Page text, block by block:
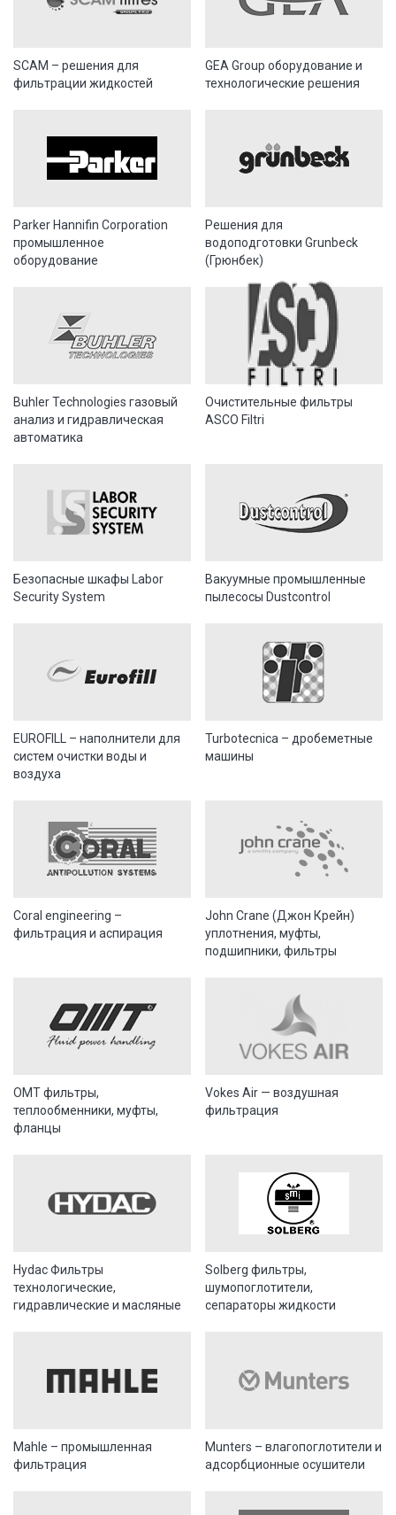
SCAM – решения для
фильтрации жидкостей
GEA Group оборудование и
технологические решения
Parker Hannifin Corporation
промышленное
оборудование
Решения для
водоподготовки Grunbeck
(Грюнбек)
Buhler Technologies газовый
анализ и гидравлическая
автоматика
Очистительные фильтры
ASCO Filtri
Безопасные шкафы Labor
Security System
Вакуумные промышленные
пылесосы Dustcontrol
EUROFILL – наполнители для
систем очистки воды и
воздуха
Turbotecnica – дробеметные
машины
Coral engineering –
фильтрация и аспирация
John Crane (Джон Крейн)
уплотнения, муфты,
подшипники, фильтры
OMT фильтры,
теплообменники, муфты,
фланцы
Vokes Air — воздушная
фильтрация
Hydac Фильтры
технологические,
гидравлические и масляные
Solberg фильтры,
шумопоглотители,
сепараторы жидкости
Mahle – промышленная
фильтрация
Munters – влагопоглотители и
адсорбционные осушители